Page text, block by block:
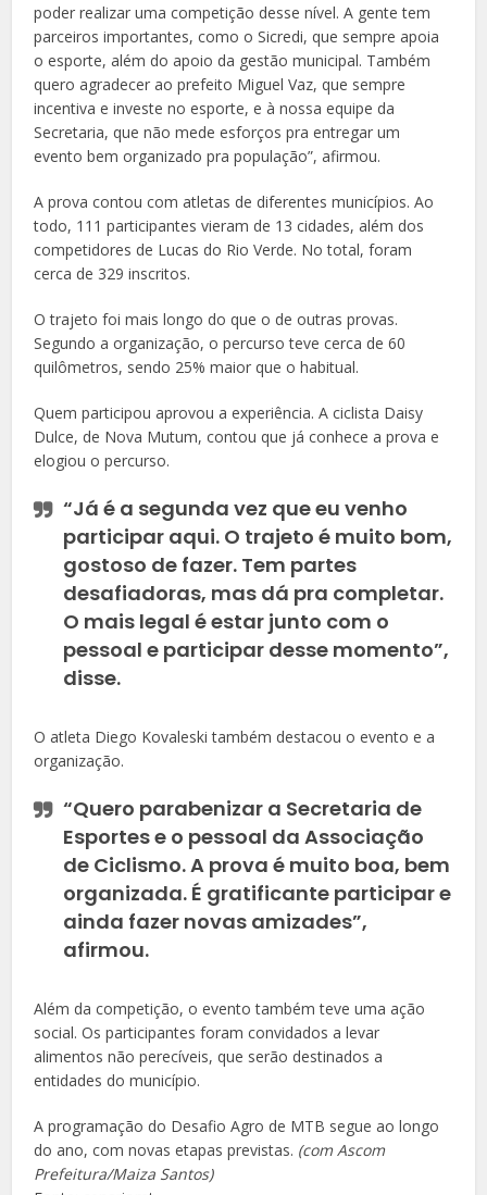
poder realizar uma competição desse nível. A gente tem
parceiros importantes, como o Sicredi, que sempre apoia
o esporte, além do apoio da gestão municipal. Também
quero agradecer ao prefeito Miguel Vaz, que sempre
incentiva e investe no esporte, e à nossa equipe da
Secretaria, que não mede esforços pra entregar um
evento bem organizado pra população”, afirmou.
A prova contou com atletas de diferentes municípios. Ao
todo, 111 participantes vieram de 13 cidades, além dos
competidores de Lucas do Rio Verde. No total, foram
cerca de 329 inscritos.
O trajeto foi mais longo do que o de outras provas.
Segundo a organização, o percurso teve cerca de 60
quilômetros, sendo 25% maior que o habitual.
Quem participou aprovou a experiência. A ciclista Daisy
Dulce, de Nova Mutum, contou que já conhece a prova e
elogiou o percurso.
“Já é a segunda vez que eu venho
participar aqui. O trajeto é muito bom,
gostoso de fazer. Tem partes
desafiadoras, mas dá pra completar.
O mais legal é estar junto com o
pessoal e participar desse momento”,
disse.
O atleta Diego Kovaleski também destacou o evento e a
organização.
“Quero parabenizar a Secretaria de
Esportes e o pessoal da Associação
de Ciclismo. A prova é muito boa, bem
organizada. É gratificante participar e
ainda fazer novas amizades”,
afirmou.
Além da competição, o evento também teve uma ação
social. Os participantes foram convidados a levar
alimentos não perecíveis, que serão destinados a
entidades do município.
A programação do Desafio Agro de MTB segue ao longo
do ano, com novas etapas previstas. (com Ascom
Prefeitura/Maiza Santos)